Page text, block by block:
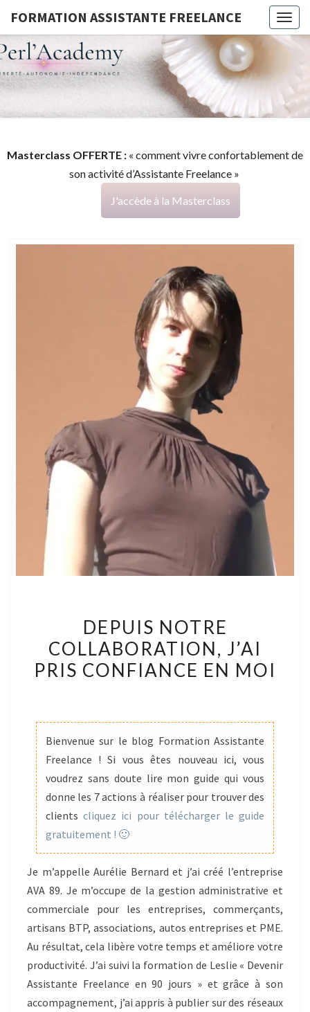
FORMATION ASSISTANTE FREELANCE
G
Masterclass OFFERTE : « comment vivre confortablement de
son activité d’Assistante Freelance »
J'accède à la Masterclass
NOTRE
COLLABORATION,
J’AI
EN
MOI
DEPUIS NOTRE
COLLABORATION, J’AI
PRIS CONFIANCE EN MOI
Bienvenue sur le blog Formation Assistante
Freelance ! Si vous êtes nouveau ici, vous
voudrez sans doute lire mon guide qui vous
donne les 7 actions à réaliser pour trouver des
clients cliquez ici pour télécharger le guide
gratuitement ! 🙂
Je m’appelle Aurélie Bernard et j’ai créé l’entreprise
AVA 89. Je m’occupe de la gestion administrative et
commerciale pour les entreprises, commerçants,
artisans BTP, associations, autos entreprises et PME.
Au résultat, cela libère votre temps et améliore votre
productivité. J’ai suivi la formation de Leslie « Devenir
Assistante Freelance en 90 jours » et grâce à son
accompagnement, j’ai appris à publier sur des réseaux